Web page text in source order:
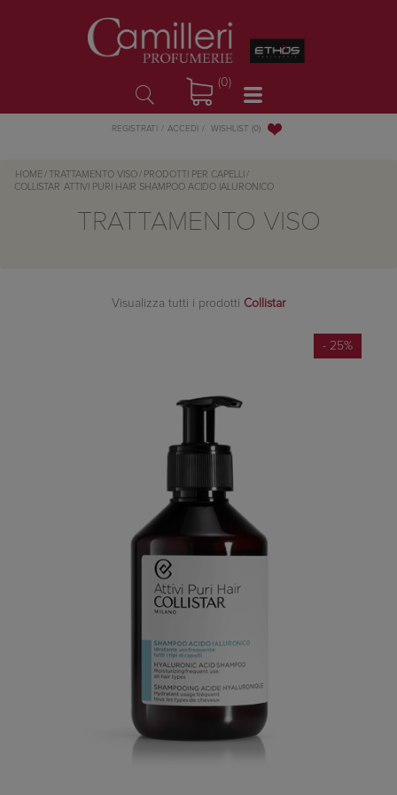
(0)
REGISTRATI ACCEDI WISHLIST (0)
HOME / TRATTAMENTO VISO / PRODOTTI PER CAPELLI
/
COLLISTAR ATTIVI PURI HAIR SHAMPOO ACIDO IALURONICO
TRATTAMENTO VISO
Visualizza tutti i prodotti Collistar
- 25%